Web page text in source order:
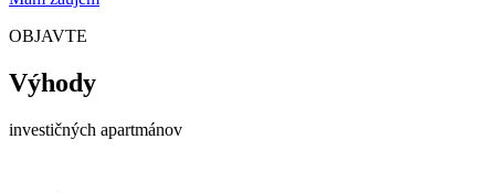
OBJAVTE
Výhody
investičných apartmánov